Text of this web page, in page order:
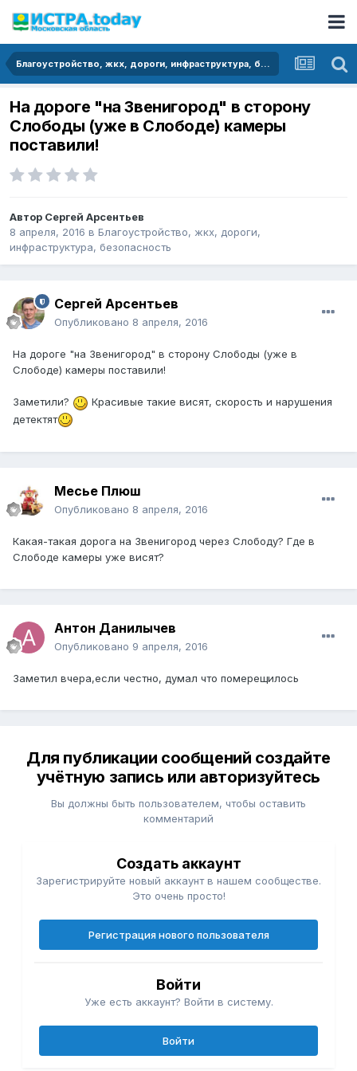
Благоустройство, жкх, дороги, инфраструктура, безопасность
На дороге "на Звенигород" в сторону
Слободы (уже в Слободе) камеры
поставили!
Автор Сергей Арсентьев
8 апреля, 2016 в Благоустройство, жкх, дороги,
инфраструктура, безопасность
Сергей Арсентьев
Опубликовано 8 апреля, 2016
На дороге "на Звенигород" в сторону Слободы (уже в
Слободе) камеры поставили!
Заметили?
Красивые такие висят, скорость и нарушения
детектят
Месье Плюш
Опубликовано 8 апреля, 2016
Какая-такая дорога на Звенигород через Слободу? Где в
Слободе камеры уже висят?
Антон Данилычев
Опубликовано 9 апреля, 2016
Заметил вчера,если честно, думал что померещилось
Для публикации сообщений создайте
учётную запись или авторизуйтесь
Вы должны быть пользователем, чтобы оставить
комментарий
Создать аккаунт
Зарегистрируйте новый аккаунт в нашем сообществе.
Это очень просто!
Регистрация нового пользователя
Войти
Уже есть аккаунт? Войти в систему.
Войти